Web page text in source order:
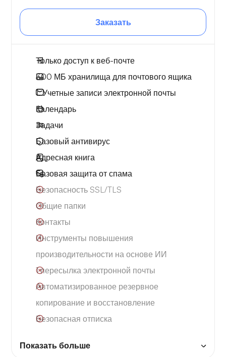
Заказать
Только доступ к веб-почте
300 МБ хранилища для почтового ящика
1. Учетные записи электронной почты
Календарь
Задачи
Базовый антивирус
Адресная книга
Базовая защита от спама
Безопасность SSL/TLS
Общие папки
Контакты
Инструменты повышения
производительности на основе ИИ
1 пересылка электронной почты
Автоматизированное резервное
копирование и восстановление
Безопасная отписка
Показать больше